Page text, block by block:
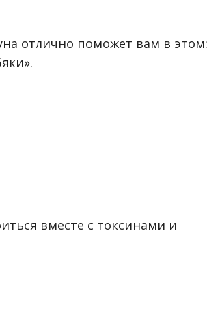
отлично поможет вам в этом:
вместе с токсинами и